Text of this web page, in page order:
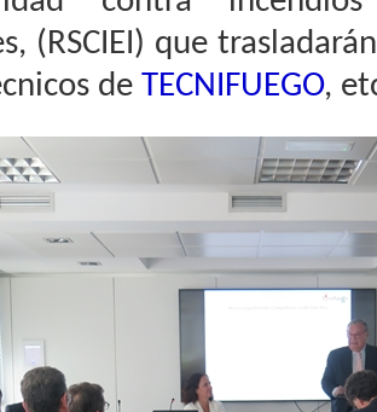
(RSCIEI) que
de TECNIFUEGO,